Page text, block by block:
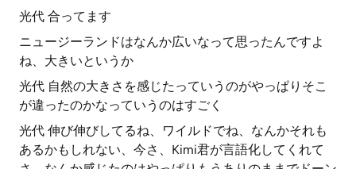
光代 合ってます
ニュージーランドはなんか広いなって思ったんですよ
ね、大きいというか
光代 自然の大きさを感じたっていうのがやっぱりそこ
が違ったのかなっていうのはすごく
光代 伸び伸びしてるね、ワイルドでね、なんかそれも
あるかもしれない、今さ、Kimi君が言語化してくれて